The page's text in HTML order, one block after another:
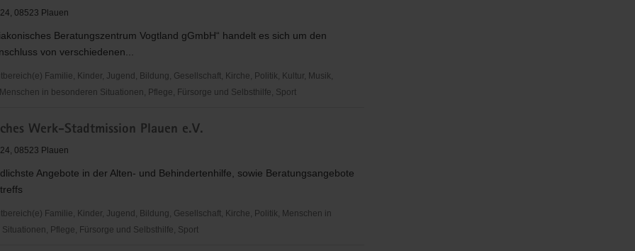
08523 Plauen
Beratungszentrum Vogtland gGmbH“ handelt es sich um den
von verschiedenen...
Familie, Kinder, Jugend, Bildung, Gesellschaft, Kirche, Politik, Kultur, Musik,
in besonderen Situationen, Pflege, Fürsorge und Selbsthilfe, Sport
Werk-Stadtmission Plauen e.V.
08523 Plauen
Angebote in der Alten- und Behindertenhilfe, sowie Beratungsangebote
Familie, Kinder, Jugend, Bildung, Gesellschaft, Kirche, Politik, Menschen in
Situationen, Pflege, Fürsorge und Selbsthilfe, Sport